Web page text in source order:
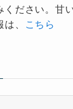
ください。甘
、
こちら